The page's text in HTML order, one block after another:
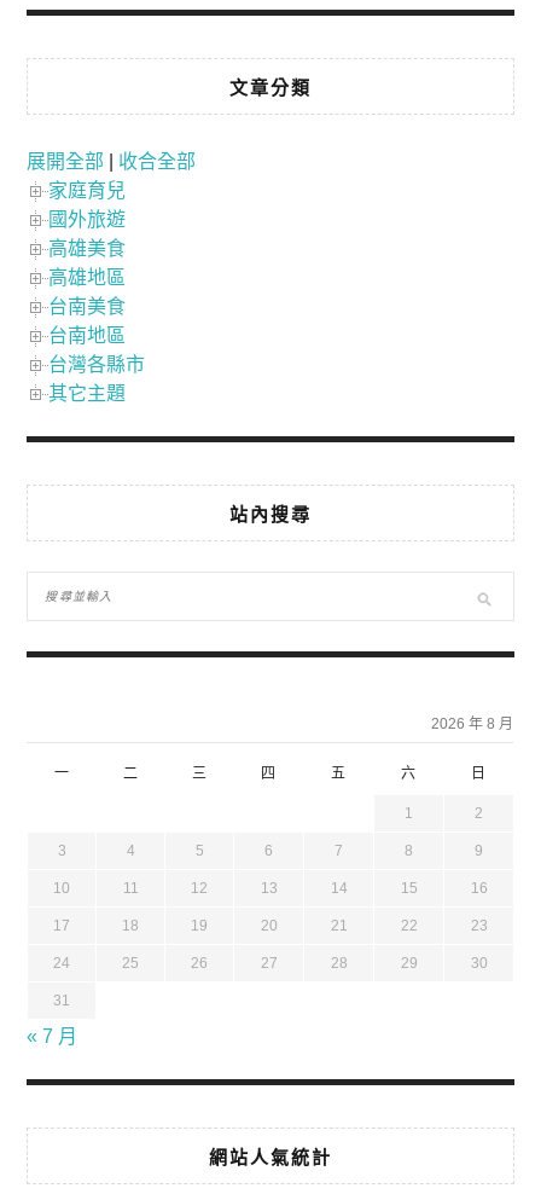
文章分類
展開全部
收合全部
家庭育兒
國外旅遊
高雄美食
高雄地區
台南美食
台南地區
台灣各縣市
其它主題
站內搜尋
2026 年 8 月
一 二 三 四 五 六 日
1 2
3 4 5 6 7 8 9
10 11 12 13 14 15 16
17 18 19 20 21 22 23
24 25 26 27 28 29 30
31
« 7 月
網站人氣統計